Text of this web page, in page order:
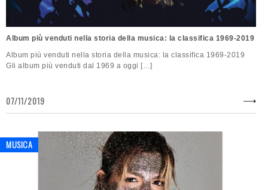
Album più venduti nella storia della musica: la classifica 1969-2019
Album più venduti nella storia della musica: la classifica 1969-2019
Gli album più venduti dal 1969 a oggi […]
07/11/2019
MUSICA